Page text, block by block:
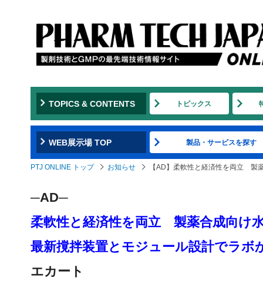
TOPICS & CONTENTS トピックス
WEB展示場 TOP 製品・サービスを探す
PTJ ONLINE トップ お知らせ 【AD】柔軟性と経済性を両立 製
─AD─
柔軟性と経済性を両立 製薬合成向け
最新撹拌装置とモジュール設計でラボ
エカート